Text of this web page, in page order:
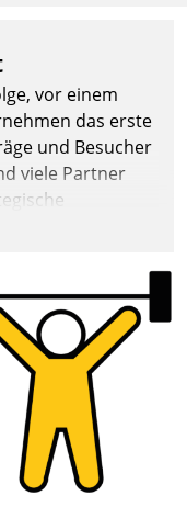
vor einem
das erste
und Besucher
viele Partner